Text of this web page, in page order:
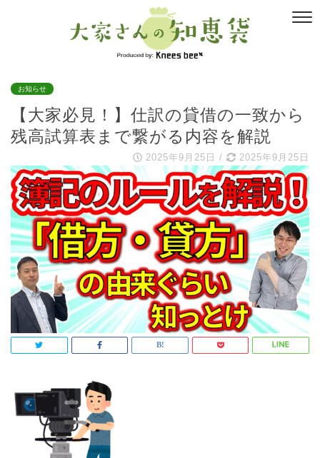
お知らせ
【大家必見！】仕訳の貸借の一致から
残高試算表まで繋がる内容を解説
2025年9月25日 / 2025年9月25日